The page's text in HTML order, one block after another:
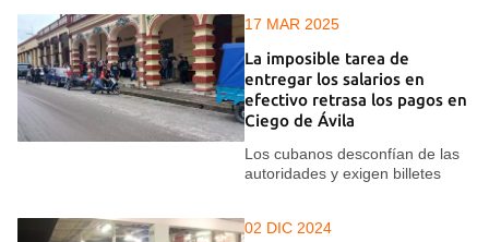
17 MAR 2025
La imposible tarea de
entregar los salarios en
efectivo retrasa los pagos en
Ciego de Ávila
Los cubanos desconfían de las
autoridades y exigen billetes
02 DIC 2024